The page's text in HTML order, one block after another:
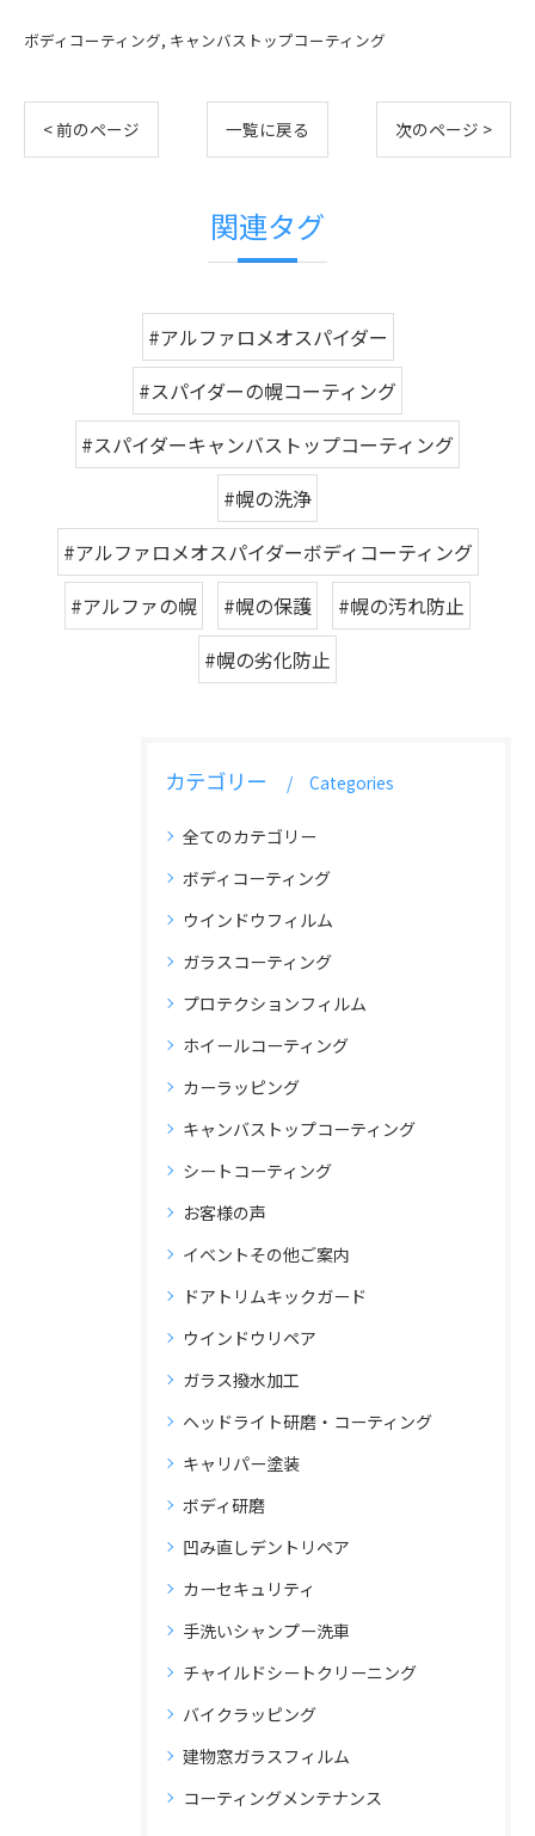
ボディコーティング キャンバストップコーティング
< 前のページ 一覧に戻る 次のページ >
関連タグ
#アルファロメオスパイダー
#スパイダーの幌コーティング
#スパイダーキャンバストップコーティング
#幌の洗浄
#アルファロメオスパイダーボディコーティング
#アルファの幌
#幌の保護
#幌の汚れ防止
#幌の劣化防止
カテゴリー Categories
全てのカテゴリー
ボディコーティング
ウインドウフィルム
ガラスコーティング
プロテクションフィルム
ホイールコーティング
カーラッピング
キャンバストップコーティング
シートコーティング
お客様の声
イベントその他ご案内
ドアトリムキックガード
ウインドウリペア
ガラス撥水加工
ヘッドライト研磨・コーティング
キャリパー塗装
ボディ研磨
凹み直しデントリペア
カーセキュリティ
手洗いシャンプー洗車
チャイルドシートクリーニング
バイクラッピング
建物窓ガラスフィルム
コーティングメンテナンス